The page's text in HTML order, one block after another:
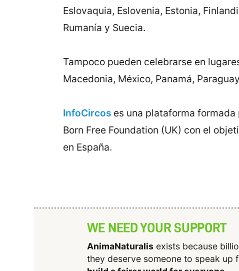
Eslovaquia, Eslovenia, Estonia,
Rumanía y Suecia.
Tampoco pueden celebrarse en
Macedonia, México, Panamá,
InfoCircos es una plataforma formada
Born Free Foundation (UK) con el
en España.
WE NEED YOUR SUPPORT
AnimaNaturalisexists because
they deserve someone to speak up